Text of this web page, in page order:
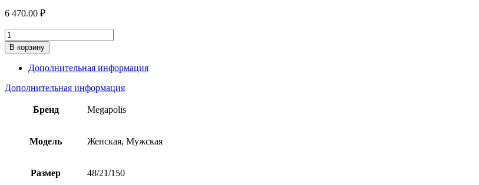
6 470.00 ₽
Количество
В корзину
Дополнительная информация
Дополнительная информация
Бренд Megapolis
Модель Женская, Мужская
Размер 48/21/150